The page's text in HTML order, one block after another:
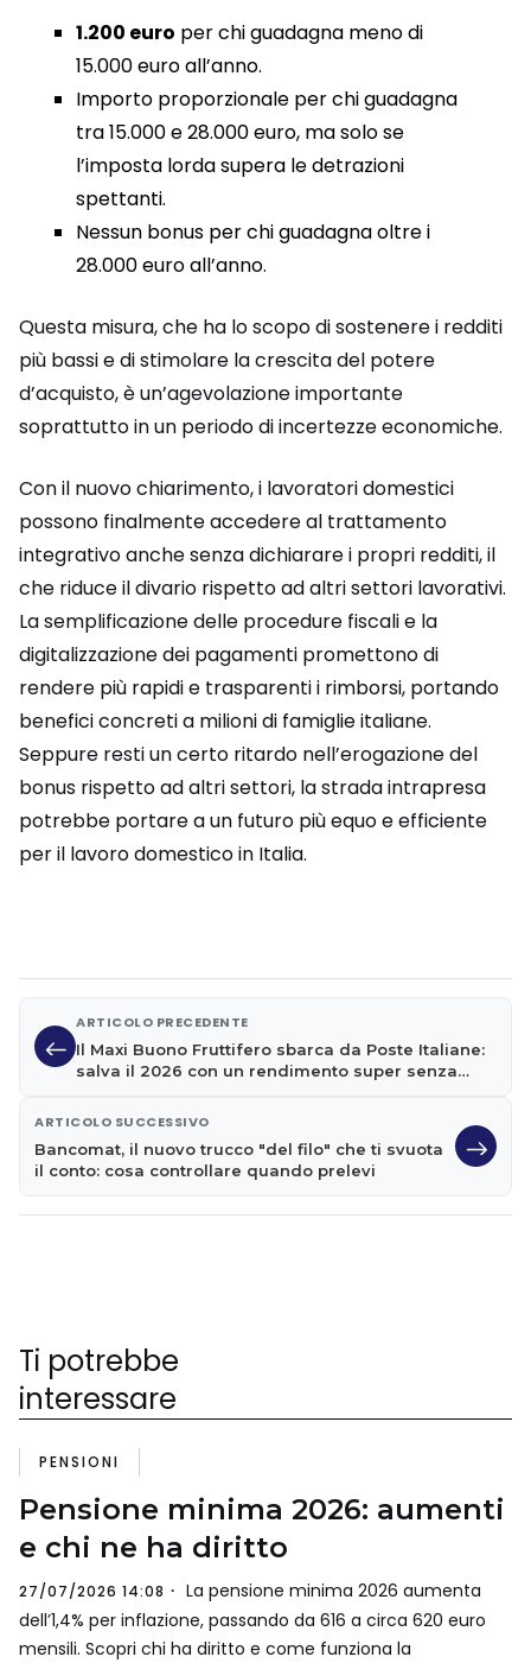
1.200 euro per chi guadagna meno di
15.000 euro all’anno.
Importo proporzionale per chi guadagna
tra 15.000 e 28.000 euro, ma solo se
l’imposta lorda supera le detrazioni
spettanti.
Nessun bonus per chi guadagna oltre i
28.000 euro all’anno.
Questa misura, che ha lo scopo di sostenere i redditi
più bassi e di stimolare la crescita del potere
d’acquisto, è un’agevolazione importante
soprattutto in un periodo di incertezze economiche.
Con il nuovo chiarimento, i lavoratori domestici
possono finalmente accedere al trattamento
integrativo anche senza dichiarare i propri redditi, il
che riduce il divario rispetto ad altri settori lavorativi.
La semplificazione delle procedure fiscali e la
digitalizzazione dei pagamenti promettono di
rendere più rapidi e trasparenti i rimborsi, portando
benefici concreti a milioni di famiglie italiane.
Seppure resti un certo ritardo nell’erogazione del
bonus rispetto ad altri settori, la strada intrapresa
potrebbe portare a un futuro più equo e efficiente
per il lavoro domestico in Italia.
ARTICOLO PRECEDENTE
Il Maxi Buono Fruttifero sbarca da Poste Italiane:
salva il 2026 con un rendimento super senza
ARTICOLO SUCCESSIVO
Bancomat, il nuovo trucco "del filo" che ti svuota
il conto: cosa controllare quando prelevi
Ti potrebbe
interessare
PENSIONI
Pensione minima 2026: aumenti
e chi ne ha diritto
27/07/2026 14:08
La pensione minima 2026 aumenta
dell’1,4% per inflazione, passando da 616 a circa 620 euro
mensili. Scopri chi ha diritto e come funziona la